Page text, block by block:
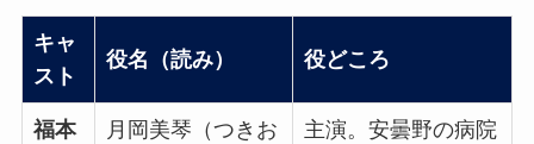
キャ
スト
役名（読み） 役どころ
福本
月岡美琴（つきお
主演。安曇野の病院